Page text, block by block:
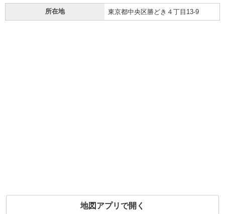
所在地 東京都中央区勝どき４丁目13-9
地図アプリで開く